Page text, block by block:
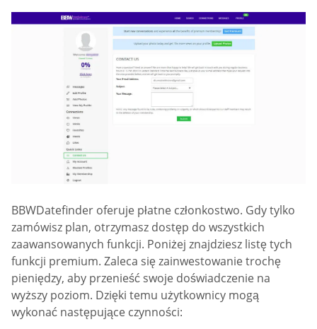
BBWDatefinder oferuje płatne członkostwo. Gdy tylko
zamówisz plan, otrzymasz dostęp do wszystkich
zaawansowanych funkcji. Poniżej znajdziesz listę tych
funkcji premium. Zaleca się zainwestowanie trochę
pieniędzy, aby przenieść swoje doświadczenie na
wyższy poziom. Dzięki temu użytkownicy mogą
wykonać następujące czynności: